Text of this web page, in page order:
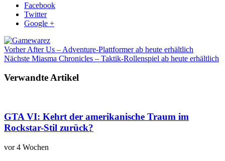
Facebook
Twitter
Google +
VorherAfter Us – Adventure-Plattformer ab heute erhältlich
Nächste Miasma Chronicles – Taktik-Rollenspiel ab heute erhältlich
Verwandte Artikel
GTA VI: Kehrt der amerikanische Traum im
Rockstar-Stil zurück?
vor 4 Wochen